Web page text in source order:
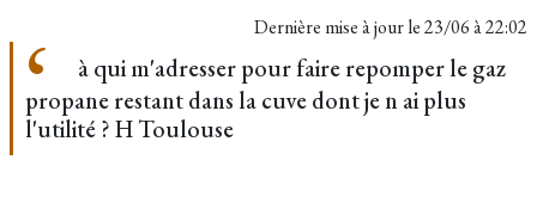
Dernière mise à jour le23/06 à 22:02
à qui m'adresser pour faire repomper le gaz
propane restant dans la cuve dont je n ai plus
l'utilité ? H Toulouse